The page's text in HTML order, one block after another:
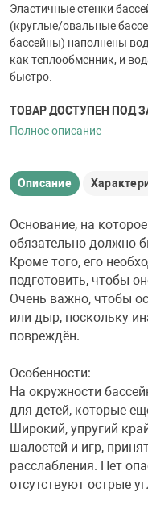
Эластичные стенки
(круглые/овальные
бассейны) наполнены
как теплообменник, и
быстро.
ТОВАР ДОСТУПЕН ПОД
Полное описание
Описание
Основание, на
обязательно должно
Кроме того, его
подготовить, чтобы
Очень важно, чтобы
или дыр, поскольку
повреждён.
Особенности:
На окружности
для детей, которые
Широкий, упругий
шалостей и игр,
расслабления. Нет
отсутствуют острые